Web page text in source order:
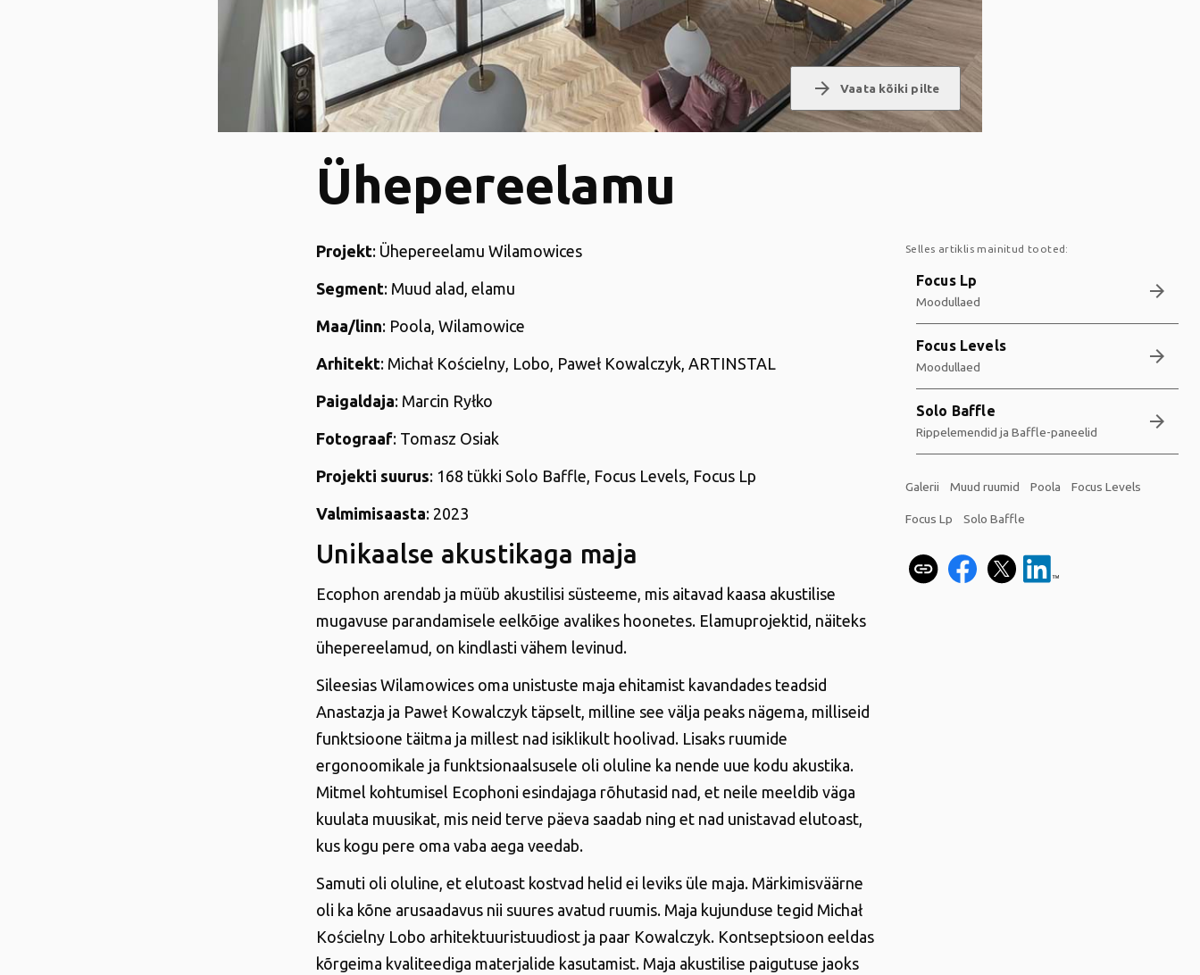
arrow_forward Vaata kõiki pilte
Ühepereelamu
Projekt: Ühepereelamu Wilamowices
Segment: Muud alad, elamu
Maa/linn: Poola, Wilamowice
Arhitekt: Michał Kościelny, Lobo, Paweł Kowalczyk, ARTINSTAL
Paigaldaja: Marcin Ryłko
Fotograaf: Tomasz Osiak
Projekti suurus: 168 tükki Solo Baffle, Focus Levels, Focus Lp
Valmimisaasta: 2023
Unikaalse akustikaga maja
Ecophon arendab ja müüb akustilisi süsteeme, mis aitavad kaasa akustilise
mugavuse parandamisele eelkõige avalikes hoonetes. Elamuprojektid, näiteks
ühepereelamud, on kindlasti vähem levinud.
Sileesias Wilamowices oma unistuste maja ehitamist kavandades teadsid
Anastazja ja Paweł Kowalczyk täpselt, milline see välja peaks nägema, milliseid
funktsioone täitma ja millest nad isiklikult hoolivad. Lisaks ruumide
ergonoomikale ja funktsionaalsusele oli oluline ka nende uue kodu akustika.
Mitmel kohtumisel Ecophoni esindajaga rõhutasid nad, et neile meeldib väga
kuulata muusikat, mis neid terve päeva saadab ning et nad unistavad elutoast,
kus kogu pere oma vaba aega veedab.
Samuti oli oluline, et elutoast kostvad helid ei leviks üle maja. Märkimisväärne
oli ka kõne arusaadavus nii suures avatud ruumis. Maja kujunduse tegid Michał
Kościelny Lobo arhitektuuristuudiost ja paar Kowalczyk. Kontseptsioon eeldas
kõrgeima kvaliteediga materjalide kasutamist. Maja akustilise paigutuse jaoks
Selles artiklis mainitud tooted:
Focus Lp
Moodullaed arrow_forward
Focus Levels
Moodullaed arrow_forward
Solo Baffle
Rippelemendid ja Baffle-paneelid arrow_forward
Galerii Muud ruumid Poola Focus Levels
Focus Lp Solo Baffle